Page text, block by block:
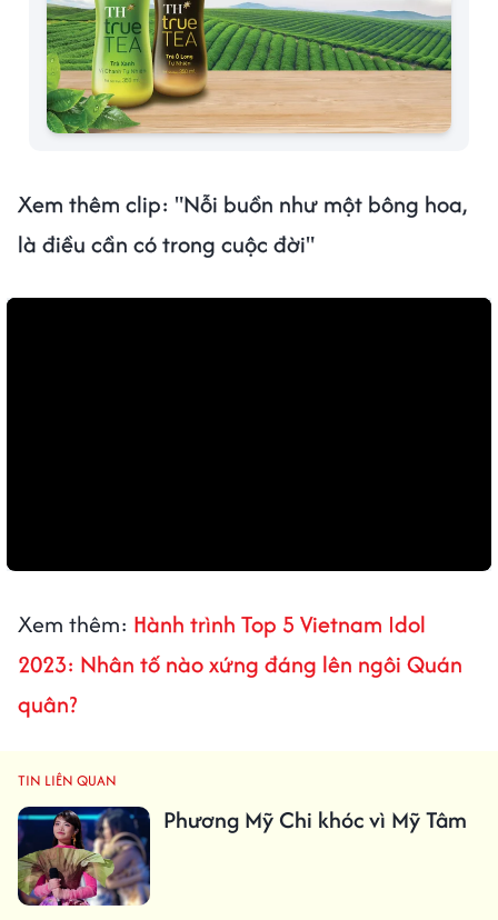
Xem thêm clip: "Nỗi buồn như một bông hoa,
là điều cần có trong cuộc đời"
Xem thêm: Hành trình Top 5 Vietnam Idol
2023: Nhân tố nào xứng đáng lên ngôi Quán
quân?
TIN LIÊN QUAN
Phương Mỹ Chi khóc vì Mỹ Tâm